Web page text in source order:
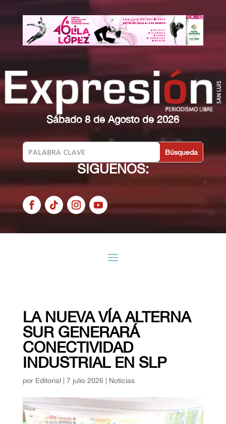
Sábado 8 de Agosto de 2026
SIGUENOS:
LA NUEVA VÍA ALTERNA
SUR GENERARÁ
CONECTIVIDAD
INDUSTRIAL EN SLP
por Editorial| 7 julio 2026| Noticias